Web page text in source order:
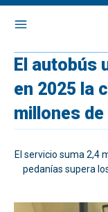
El autobús
en 2025 la
millones
El servicio suma 2,4
pedanías supera